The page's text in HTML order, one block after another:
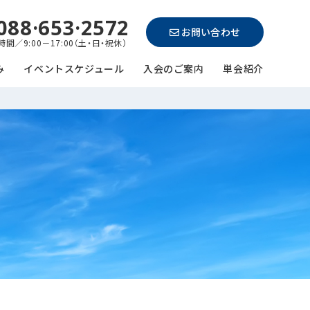
間／9:00－17:00（土・日・祝休）
お問い合わせ
イベントスケジュール 入会のご案内 単会紹介